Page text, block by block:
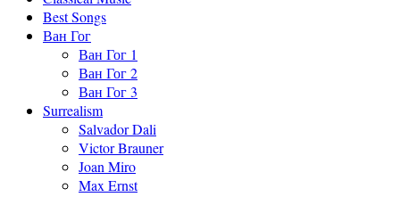
Best Songs
Ван Гог
Ван Гог 1
Ван Гог 2
Ван Гог 3
Surrealism
Salvador Dali
Victor Brauner
Joan Miro
Max Ernst